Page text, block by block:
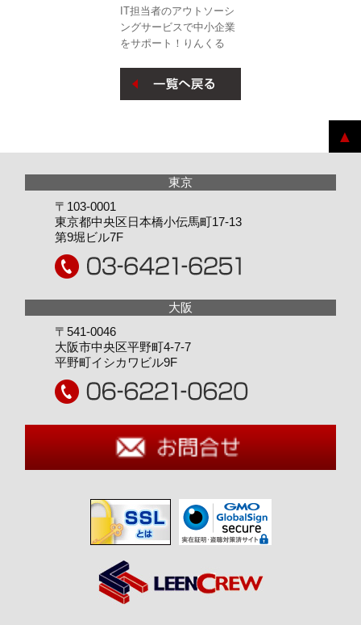
IT担当者のアウトソーシ
ングサービスで中小企業
をサポート！りんくる
〒103-0001
東京都中央区日本橋小伝馬町17-13
第9堀ビル7F
〒541-0046
大阪市中央区平野町4-7-7
平野町イシカワビル9F